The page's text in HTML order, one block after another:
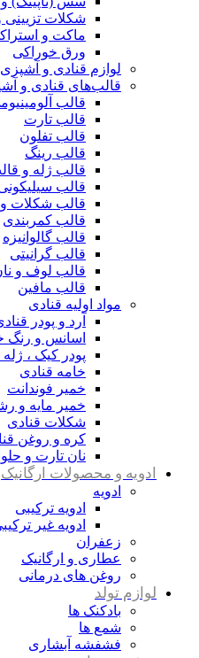
شکلات تزیینی
ماکت و
ورق خوراکی
لوازم قنادی و
قالب‌های قنادی و
قالب
قالب تارت
قالب تفلون
قالب رینگ
قالب ژله و
قالب
قالب شکلات و
قالب کمربندی
قالب گالوانیزه
قالب گرانیتی
قالب لوف و
قالب مافین
مواد اولیه قنادی
آرد و پودر
اسانس و رنگ
پودر کیک ،
خامه قنادی
خمیر فوندانت
خمیر مایه و
شکلات قنادی
کره و روغن
نان تارت و
ادویه و محصولات ارگانیک
ادویه
ادویه ترکیبی
ادویه غیر
زعفران
عطاری و ارگانیک
روغن های درمانی
لوازم تولد
بادکنک ها
شمع ها
فشفشه آبشاری